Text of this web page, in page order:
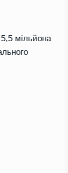
мільйона